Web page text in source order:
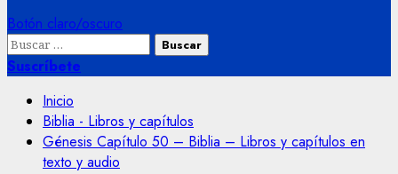
Botón claro/oscuro
Buscar:
Suscríbete
Inicio
Biblia - Libros y capítulos
Génesis Capítulo 50 – Biblia – Libros y capítulos en
texto y audio